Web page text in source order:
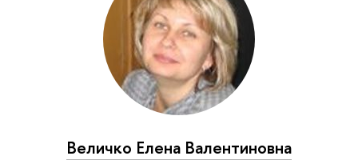
Величко Елена Валентиновна